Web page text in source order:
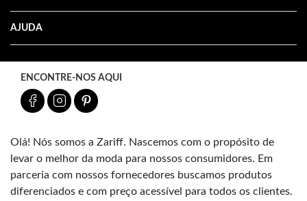
AJUDA
ENCONTRE-NOS AQUI
Olá! Nós somos a Zariff. Nascemos com o propósito de
levar o melhor da moda para nossos consumidores. Em
parceria com nossos fornecedores buscamos produtos
diferenciados e com preço acessível para todos os clientes.